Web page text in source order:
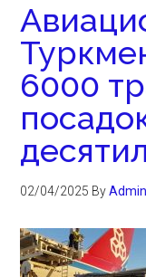
6000
02/04/2025 ByAdmin